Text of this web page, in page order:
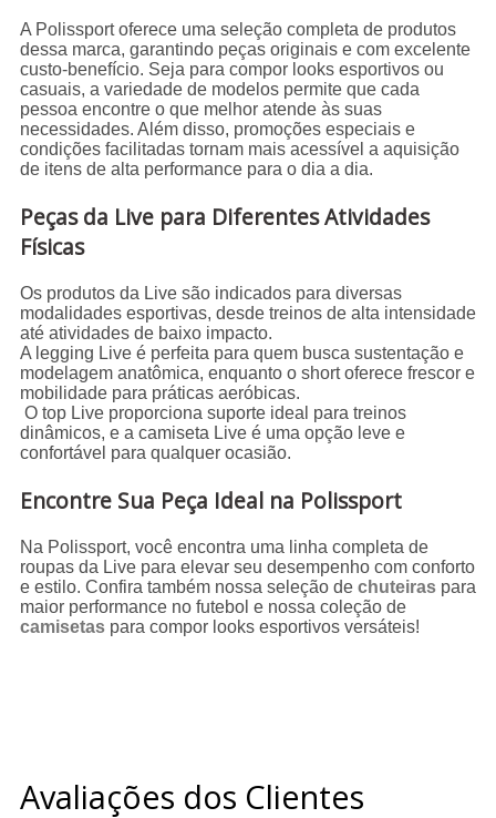
A Polissport oferece uma seleção completa de produtos
dessa marca, garantindo peças originais e com excelente
custo-benefício. Seja para compor looks esportivos ou
casuais, a variedade de modelos permite que cada
pessoa encontre o que melhor atende às suas
necessidades. Além disso, promoções especiais e
condições facilitadas tornam mais acessível a aquisição
de itens de alta performance para o dia a dia.
Peças da Live para Diferentes Atividades
Físicas
Os produtos da Live são indicados para diversas
modalidades esportivas, desde treinos de alta intensidade
até atividades de baixo impacto.
A legging Live é perfeita para quem busca sustentação e
modelagem anatômica, enquanto o short oferece frescor e
mobilidade para práticas aeróbicas.
O top Live proporciona suporte ideal para treinos
dinâmicos, e a camiseta Live é uma opção leve e
confortável para qualquer ocasião.
Encontre Sua Peça Ideal na Polissport
Na Polissport, você encontra uma linha completa de
roupas da Live para elevar seu desempenho com conforto
e estilo. Confira também nossa seleção de chuteiraspara
maior performance no futebol e nossa coleção de
camisetaspara compor looks esportivos versáteis!
Avaliações dos Clientes